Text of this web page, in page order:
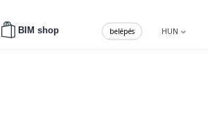
BIM shop HUN
belépés